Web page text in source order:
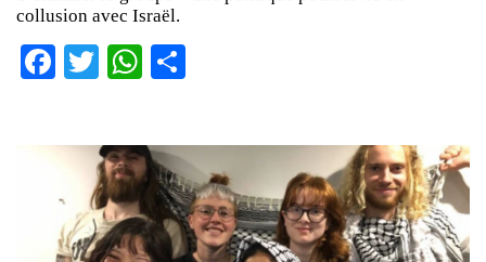
collusion avec Israël.
Facebook
TwitterWhatsApp